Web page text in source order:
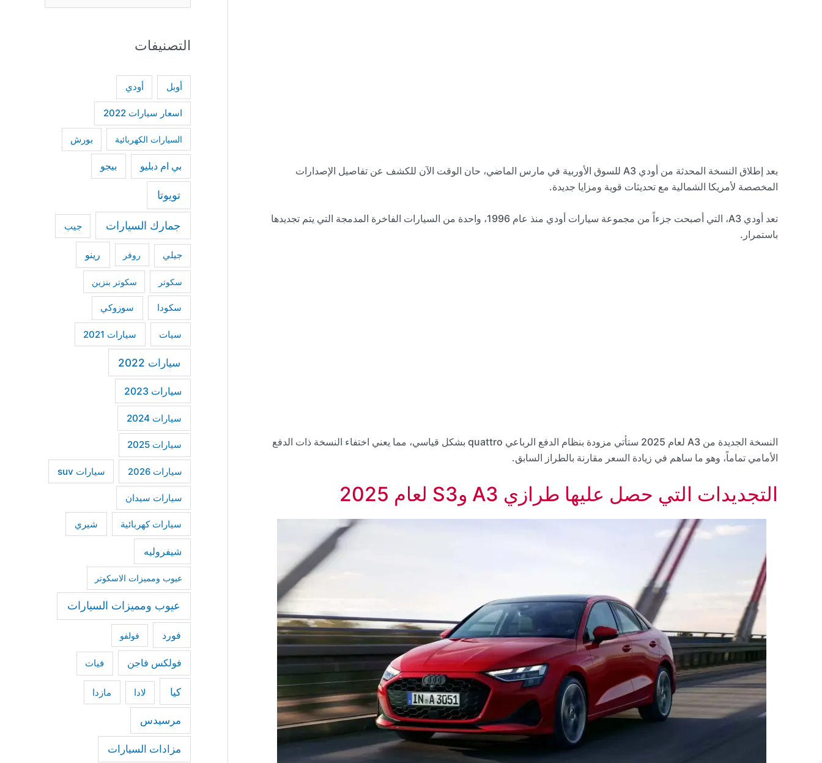
بعد إطلاق النسخة المحدثة من أودي A3 للسوق الأوربية في مارس الماضي، حان الوقت الآن للكشف عن تفاصيل الإصدارات
المخصصة لأمريكا الشمالية مع تحديثات قوية ومزايا جديدة.
تعد أودي A3، التي أصبحت جزءاً من مجموعة سيارات أودي منذ عام 1996، واحدة من السيارات الفاخرة المدمجة التي يتم تجديدها
باستمرار.
النسخة الجديدة من A3 لعام 2025 ستأتي مزودة بنظام الدفع الرباعي quattro بشكل قياسي، مما يعني اختفاء النسخة ذات الدفع
الأمامي تماماً، وهو ما ساهم في زيادة السعر مقارنة بالطراز السابق.
التجديدات التي حصل عليها طرازي A3 وS3 لعام 2025
e
r
f
o
التصنيفات
أوبل أودي
اسعار سيارات 2022
السيارات الكهربائية بورش
بي ام دبليو بيجو
تويوتا
جمارك السيارات جيب
جيلي روفر رينو
سكوتر سكوتر بنزين
سكودا سوزوكي
سيات سيارات 2021
سيارات 2022
سيارات 2023
سيارات 2024
سيارات 2025
سيارات 2026 سيارات suv
سيارات سيدان
سيارات كهربائية شيري
شيفروليه
عيوب ومميزات الاسكوتر
عيوب ومميزات السيارات
فورد فولفو
فولكس فاجن فيات
كيا لادا مازدا
مرسيدس
مزادات السيارات